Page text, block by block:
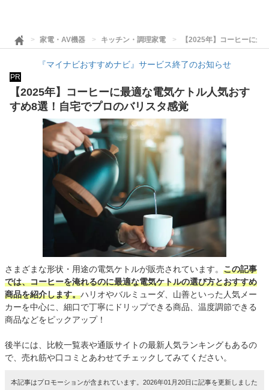
家電・AV機器 キッチン・調理家電 【2025年】コーヒーに最
『マイナビおすすめナビ』サービス終了のお知らせ
PR
【2025年】コーヒーに最適な電気ケトル人気おす
すめ8選！自宅でプロのバリスタ感覚
さまざまな形状・用途の電気ケトルが販売されています。 この記事
では、コーヒーを淹れるのに最適な電気ケトルの選び方とおすすめ
商品を紹介します。ハリオやバルミューダ、山善といった人気メー
カーを中心に、細口で丁寧にドリップできる商品、温度調節できる
商品などをピックアップ！
後半には、比較一覧表や通販サイトの最新人気ランキングもあるの
で、売れ筋や口コミとあわせてチェックしてみてください。
本記事はプロモーションが含まれています。2026年01月20日に記事を更新しました